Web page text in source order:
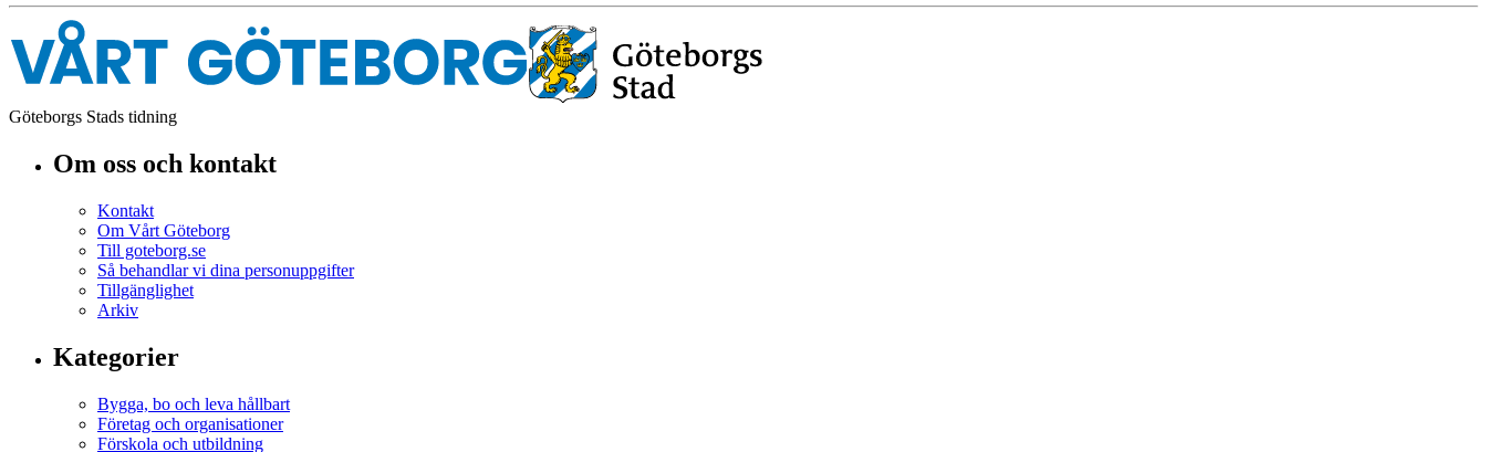
Göteborgs Stads tidning
Om oss och kontakt
Kontakt
Om Vårt Göteborg
Till goteborg.se
Så behandlar vi dina personuppgifter
Tillgänglighet
Arkiv
Kategorier
Bygga, bo och leva hållbart
Företag och organisationer
Förskola och utbildning